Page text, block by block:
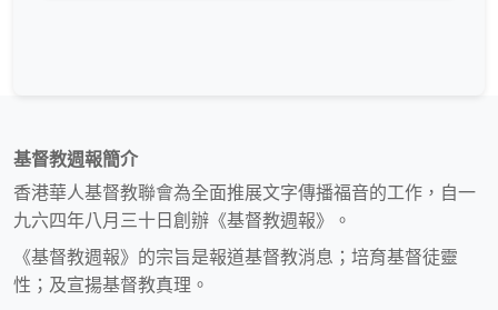
基督教週報簡介
香港華人基督教聯會為全面推展文字傳播福音的工作，自一
九六四年八月三十日創辦《基督教週報》。
《基督教週報》的宗旨是報道基督教消息；培育基督徒靈
性；及宣揚基督教真理。